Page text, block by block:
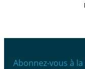
Abonnez-vous à